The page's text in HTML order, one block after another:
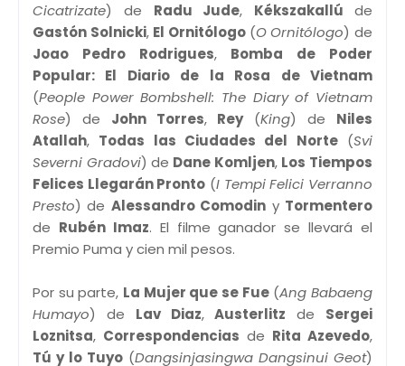
Cicatrizate) de Radu Jude, Kékszakallúde
Gastón Solnicki, El Ornitólogo (O Ornitólogo) de
Joao Pedro Rodrigues, Bomba de Poder
Popular: El Diario de la Rosa de Vietnam
(People Power Bombshell: The Diary of Vietnam
Rose) de John Torres, Rey(King) de Niles
Atallah, Todas las Ciudades del Norte(Svi
Severni Gradovi) de Dane Komljen, Los Tiempos
Felices Llegarán Pronto (I Tempi Felici Verranno
Presto) de Alessandro Comodin y Tormentero
de Rubén Imaz. El filme ganador se llevará el
Premio Puma y cien mil pesos.
Por su parte, La Mujer que se Fue(Ang Babaeng
Humayo) de Lav Diaz,Austerlitz de Sergei
Loznitsa, Correspondencias de Rita Azevedo,
Tú y lo Tuyo (Dangsinjasingwa Dangsinui Geot)